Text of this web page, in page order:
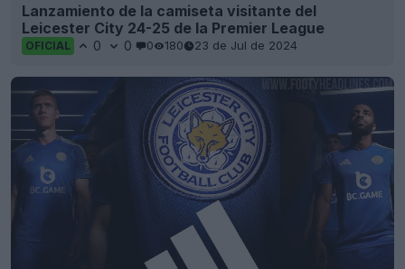
Lanzamiento de la camiseta visitante del
Leicester City 24-25 de la Premier League
OFICIAL 0 0 0 180 23 de Jul de 2024